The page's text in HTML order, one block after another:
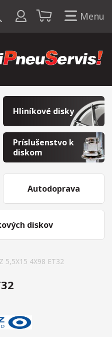
Menu
Hliníkové disky
Príslušenstvo k
diskom
diskov
Autodoprava
5,5X15 4X98 ET32